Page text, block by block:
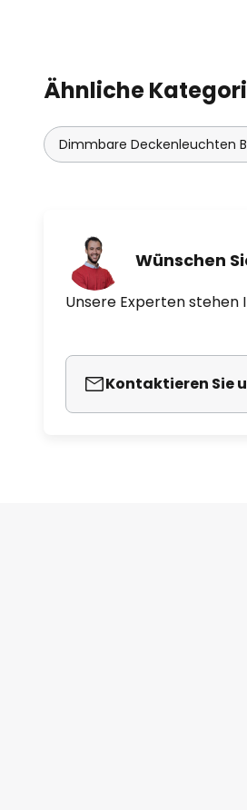
Ähnliche
Dimmbare Deckenleuchten
Wünschen
Unsere Experten stehen
Kontaktieren Sie